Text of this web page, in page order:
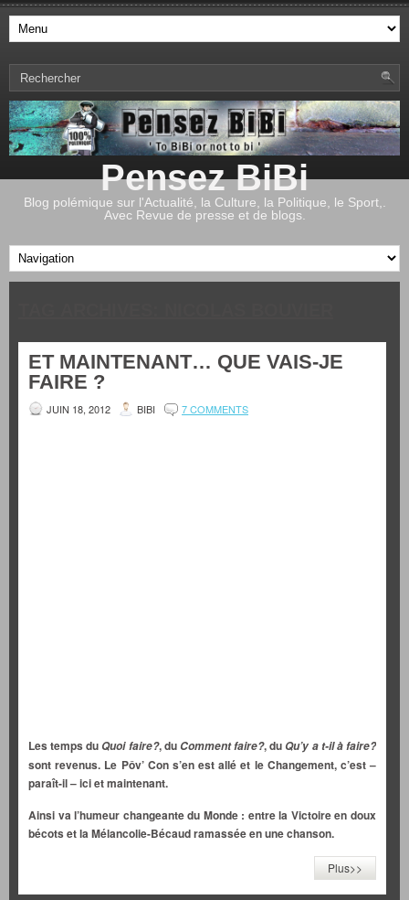
Pensez BiBi
Blog polémique sur l'Actualité, la Culture, la Politique, le Sport,.
Avec Revue de presse et de blogs.
ET MAINTENANT… QUE VAIS-JE
FAIRE ?
JUIN 18, 2012 BIBI 7 COMMENTS
Les temps du Quoi faire?, du Comment faire?, du Qu’y a t-il à faire?
sont revenus. Le Pôv’ Con s’en est allé et le Changement, c’est –
paraît-il – ici et maintenant.
Ainsi va l’humeur changeante du Monde : entre la Victoire en doux
bécots et la Mélancolie-Bécaud ramassée en une chanson.
Plus>>